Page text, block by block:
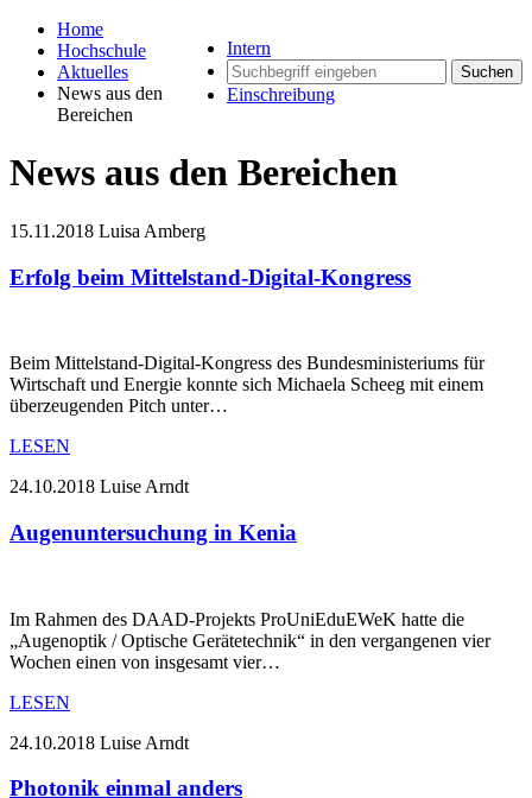
Intern
Suchen
Einschreibung
Home
Hochschule
Aktuelles
News aus den
Bereichen
News aus den Bereichen
15.11.2018 Luisa Amberg
Erfolg beim Mittelstand-Digital-Kongress
Beim Mittelstand-Digital-Kongress des Bundesministeriums für
Wirtschaft und Energie konnte sich Michaela Scheeg mit einem
überzeugenden Pitch unter…
LESEN
24.10.2018 Luise Arndt
Augenuntersuchung in Kenia
Im Rahmen des DAAD-Projekts ProUniEduEWeK hatte die
„Augenoptik / Optische Gerätetechnik“ in den vergangenen vier
Wochen einen von insgesamt vier…
LESEN
24.10.2018 Luise Arndt
Photonik einmal anders